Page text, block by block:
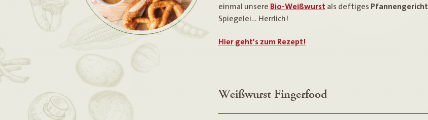
einmal unsere Bio-Weißwurst als deftiges Pfannengericht
Spiegelei… Herrlich!
Hier geht’s zum Rezept!
Weißwurst Fingerfood